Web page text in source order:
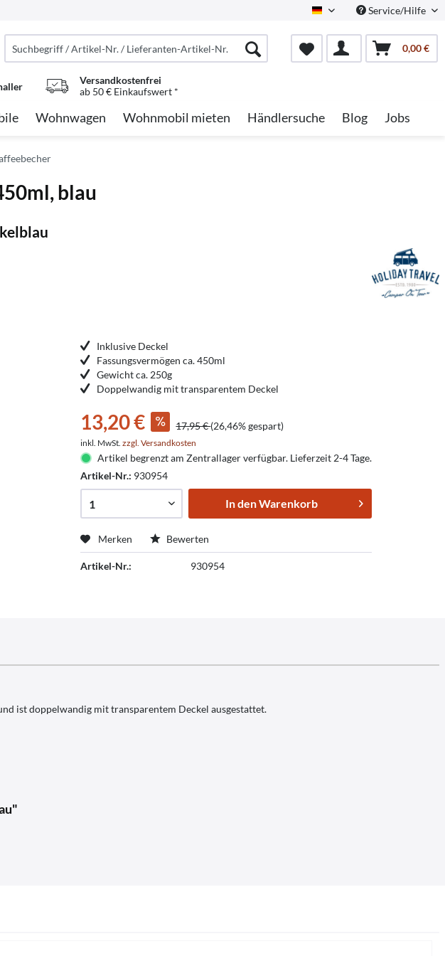
German Service/Hilfe
0,00 €
Versandkostenfrei
ab 50 € Einkaufswert *
Wohnwagen Wohnmobil mieten Händlersuche Blog Jobs
blau
Inklusive Deckel
Fassungsvermögen ca. 450ml
Gewicht ca. 250g
Doppelwandig mit transparentem Deckel
13,20 € 17,95 €(26,46% gespart)
inkl. MwSt.zzgl. Versandkosten
Artikel begrenzt am Zentrallager verfügbar. Lieferzeit 2-4 Tage.
Artikel-Nr.: 930954
In denWarenkorb
Merken Bewerten
Artikel-Nr.: 930954
ist doppelwandig mit transparentem Deckel ausgestattet.